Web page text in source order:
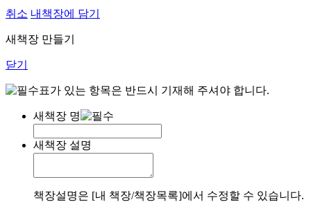
취소 내책장에 담기
새책장 만들기
닫기
표가 있는 항목은 반드시 기재해 주셔야 합니다.
새책장 명
새책장 설명
책장설명은 [내 책장/책장목록]에서 수정할 수 있습니다.